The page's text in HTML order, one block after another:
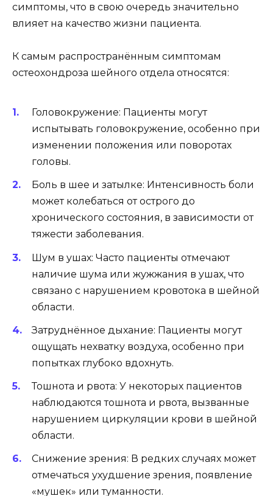
симптомы, что в свою очередь значительно
влияет на качество жизни пациента.
К самым распространённым симптомам
остеохондроза шейного отдела относятся:
Головокружение: Пациенты могут
испытывать головокружение, особенно при
изменении положения или поворотах
головы.
Боль в шее и затылке: Интенсивность боли
может колебаться от острого до
хронического состояния, в зависимости от
тяжести заболевания.
Шум в ушах: Часто пациенты отмечают
наличие шума или жужжания в ушах, что
связано с нарушением кровотока в шейной
области.
Затруднённое дыхание: Пациенты могут
ощущать нехватку воздуха, особенно при
попытках глубоко вдохнуть.
Тошнота и рвота: У некоторых пациентов
наблюдаются тошнота и рвота, вызванные
нарушением циркуляции крови в шейной
области.
Снижение зрения: В редких случаях может
отмечаться ухудшение зрения, появление
«мушек» или туманности.